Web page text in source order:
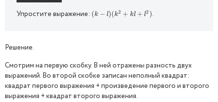
Упростите выражение: (k − l)(k2 + kl + l2 )
(k−l) (k2+k l+l 2) .
Решение.
Смотрим на первую скобку. В ней отражены разность двух
выражений. Во второй скобке записан неполный квадрат:
квадрат первого выражения + произведение первого и второго
выражения + квадрат второго выражения.